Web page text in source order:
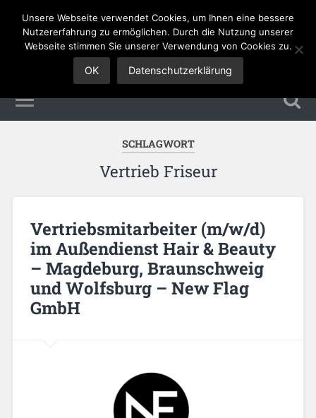
Sales Jobs
SCHLAGWORT
Vertrieb Friseur
Vertriebsmitarbeiter (m/w/d)
im Außendienst Hair & Beauty
– Magdeburg, Braunschweig
und Wolfsburg – New Flag
GmbH
Unsere Webseite verwendet Cookies, um Ihnen eine bessere
Nutzererfahrung zu ermöglichen. Durch die Nutzung unserer
Webseite stimmen Sie unserer Verwendung von Cookies zu.
OK Datenschutzerklärung